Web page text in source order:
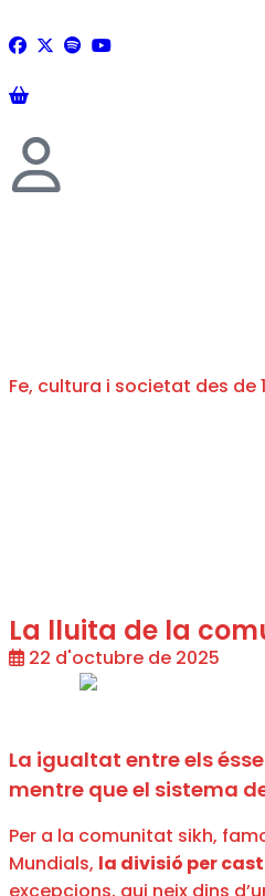
Fe, cultura i societat des de
La lluita de la
22 d'octubre de 2025
La igualtat entre els
mentre que el sistema
Per a la comunitat sikh,
Mundials, la divisió per